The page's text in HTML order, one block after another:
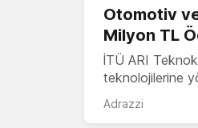
Otomotiv
Milyon TL
İTÜ ARI
teknolojilerine
Adrazzi